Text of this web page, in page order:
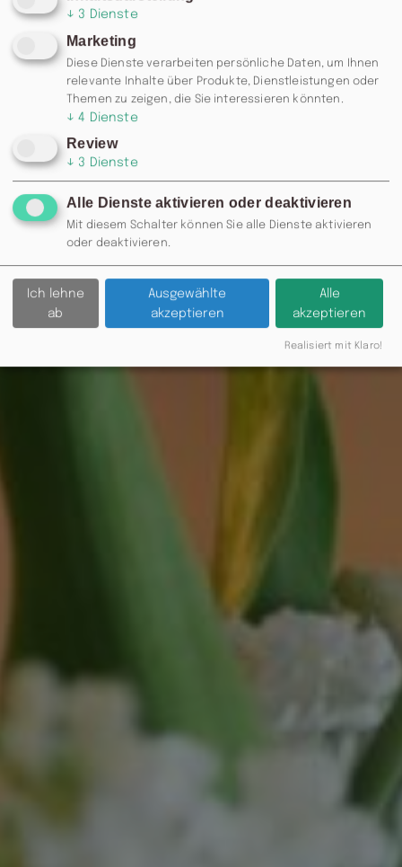
↓ 3 Dienste
Marketing
Diese Dienste verarbeiten persönliche Daten, um Ihnen
relevante Inhalte über Produkte, Dienstleistungen oder
Themen zu zeigen, die Sie interessieren könnten.
↓ 4 Dienste
Review
↓ 3 Dienste
Alle Dienste aktivieren oder deaktivieren
Mit diesem Schalter können Sie alle Dienste aktivieren
oder deaktivieren.
Ich lehne
ab
Ausgewählte
akzeptieren
Alle
akzeptieren
Realisiert mit Klaro!